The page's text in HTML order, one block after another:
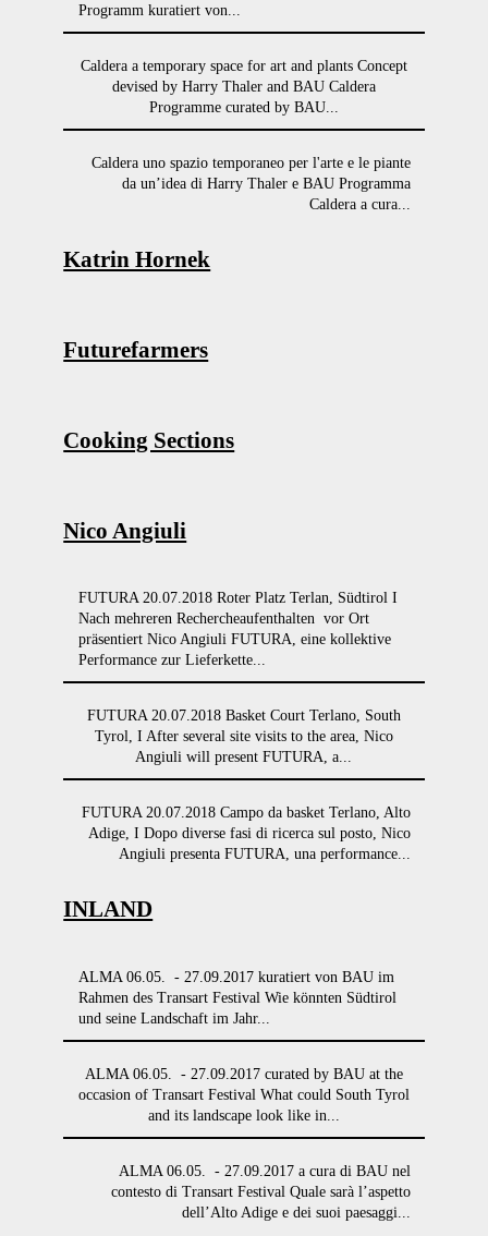
Programm kuratiert von...
Caldera a temporary space for art and plants Concept
devised by Harry Thaler and BAU Caldera
Programme curated by BAU...
Caldera uno spazio temporaneo per l'arte e le piante
da un’idea di Harry Thaler e BAU Programma
Caldera a cura...
Katrin Hornek
Futurefarmers
Cooking Sections
Nico Angiuli
FUTURA 20.07.2018 Roter Platz Terlan, Südtirol I
Nach mehreren Rechercheaufenthalten vor Ort
präsentiert Nico Angiuli FUTURA, eine kollektive
Performance zur Lieferkette...
FUTURA 20.07.2018 Basket Court Terlano, South
Tyrol, I After several site visits to the area, Nico
Angiuli will present FUTURA, a...
FUTURA 20.07.2018 Campo da basket Terlano, Alto
Adige, I Dopo diverse fasi di ricerca sul posto, Nico
Angiuli presenta FUTURA, una performance...
INLAND
ALMA 06.05. - 27.09.2017 kuratiert von BAU im
Rahmen des Transart Festival Wie könnten Südtirol
und seine Landschaft im Jahr...
ALMA 06.05. - 27.09.2017 curated by BAU at the
occasion of Transart Festival What could South Tyrol
and its landscape look like in...
ALMA 06.05. - 27.09.2017 a cura di BAU nel
contesto di Transart Festival Quale sarà l’aspetto
dell’Alto Adige e dei suoi paesaggi...